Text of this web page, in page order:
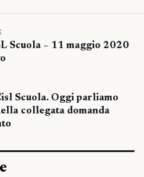
Scuola – 11 maggio 2020
Scuola. Oggi parliamo
collegata domanda